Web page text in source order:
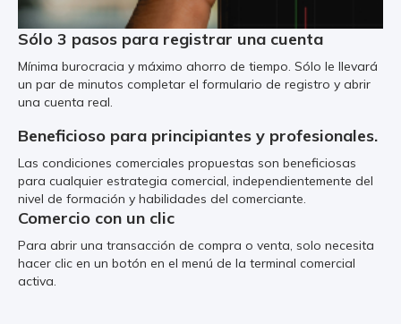
Sólo 3 pasos para registrar una cuenta
Mínima burocracia y máximo ahorro de tiempo. Sólo le llevará
un par de minutos completar el formulario de registro y abrir
una cuenta real.
Beneficioso para principiantes y profesionales.
Las condiciones comerciales propuestas son beneficiosas
para cualquier estrategia comercial, independientemente del
nivel de formación y habilidades del comerciante.
Comercio con un clic
Para abrir una transacción de compra o venta, solo necesita
hacer clic en un botón en el menú de la terminal comercial
activa.